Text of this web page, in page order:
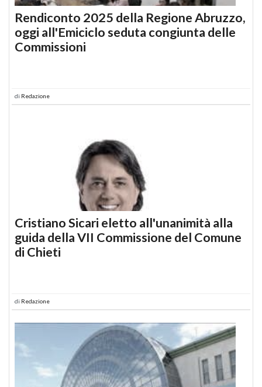
Rendiconto 2025 della Regione Abruzzo,
oggi all'Emiciclo seduta congiunta delle
Commissioni
di Redazione
Cristiano Sicari eletto all'unanimità alla
guida della VII Commissione del Comune
di Chieti
di Redazione